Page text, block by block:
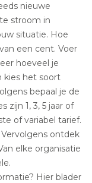
nieuwe
stroom in
situatie. Hoe
een cent. Voer
hoeveel je
kies het soort
bepaal je de
zijn 1, 3, 5 jaar of
of variabel tarief.
ontdek
elke organisatie
Hier blader